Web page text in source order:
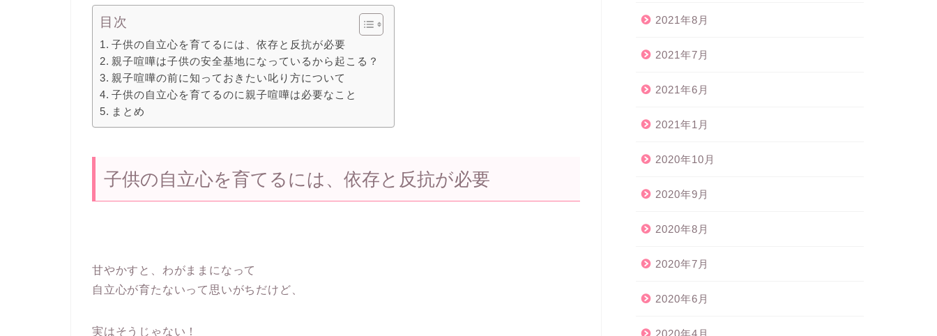
目次
子供の自立心を育てるには、依存と反抗が必要
親子喧嘩は子供の安全基地になっているから起こる？
親子喧嘩の前に知っておきたい叱り方について
子供の自立心を育てるのに親子喧嘩は必要なこと
まとめ
子供の自立心を育てるには、依存と反抗が必要
甘やかすと、わがままになって
自立心が育たないって思いがちだけど、
実はそうじゃない！
2021年8月
2021年7月
2021年6月
2021年1月
2020年10月
2020年9月
2020年8月
2020年7月
2020年6月
2020年4月